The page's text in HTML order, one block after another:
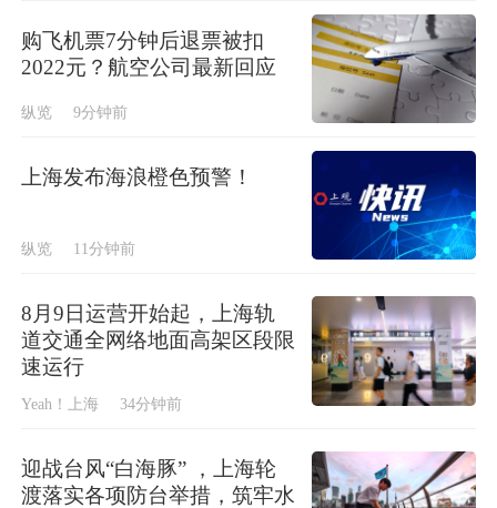
购飞机票7分钟后退票被扣
2022元？航空公司最新回应
纵览 9分钟前
上海发布海浪橙色预警！
纵览 11分钟前
8月9日运营开始起，上海轨
道交通全网络地面高架区段限
速运行
Yeah！上海 34分钟前
迎战台风“白海豚” ，上海轮
渡落实各项防台举措，筑牢水